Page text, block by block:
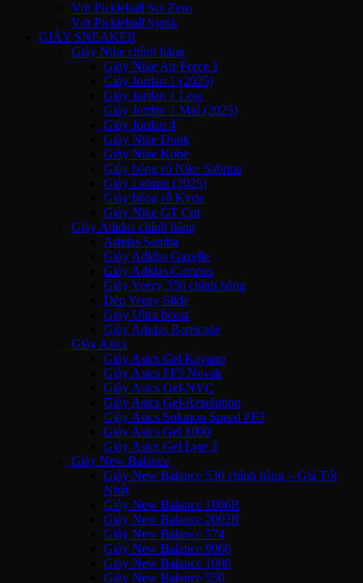
Vợt Pickleball Six Zero
Vợt Pickleball Sypik
GIÀY SNEAKER
Giày Nike chính hãng
Giày Nike Air Force 1
Giày Jordan 1 (2025)
Giày Jordan 1 Low
Giày Jordan 1 Mid (2025)
Giày Jordan 4
Giày Nike Dunk
Giày Nike Kobe
Giày bóng rổ Nike Sabrina
Giày Lebron (2025)
Giày bóng rổ Kyrie
Giày Nike GT Cut
Giày Adidas chính hãng
Adidas Samba
Giày Adidas Gazelle
Giày Adidas Campus
Giày Yeezy 350 chính hãng
Dép Yeezy Slide
Giày Ultra boost
Giày Adidas Barricade
Giày Asics
Giày Asics Gel Kayano
Giày Asics FF3 Novak
Giày Asics Gel-NYC
Giày Asics Gel-Resolution
Giày Asics Solution Speed FF3
Giày Asics Gel 1090
Giày Asics Gel Lyte 3
Giày New Balance
Giày New Balance 530 chính hãng – Giá Tốt
Nhất
Giày New Balance 1906R
Giày New Balance 2002R
Giày New Balance 574
Giày New Balance 9060
Giày New Balance 1000
Giày New Balance 550